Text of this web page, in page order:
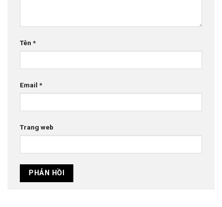
Tên *
Email *
Trang web